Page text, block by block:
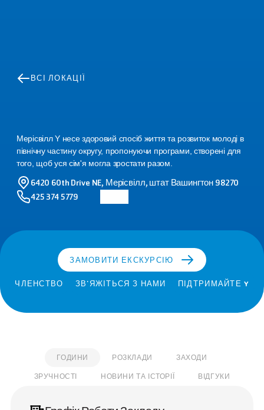
ВСІ ЛОКАЦІЇ
Мерісвілля
Мерісвілл Y несе здоровий спосіб життя та розвиток молоді в
північну частину округу, пропонуючи програми, створені для
того, щоб уся сім'я могла зростати разом.
6420 60th Drive NE, Мерісвілл, штат Вашингтон 98270
425 374 5779
ЧЛЕНСТВО ЗВ'ЯЖІТЬСЯ З НАМИ ПІДТРИМАЙТЕ Y
ЗАМОВИТИ ЕКСКУРСІЮ
ГОДИНИ РОЗКЛАДИ
ЗАХОДИ
ЗРУЧНОСТІ
НОВИНИ ТА ІСТОРІЇ ВІДГУКИ